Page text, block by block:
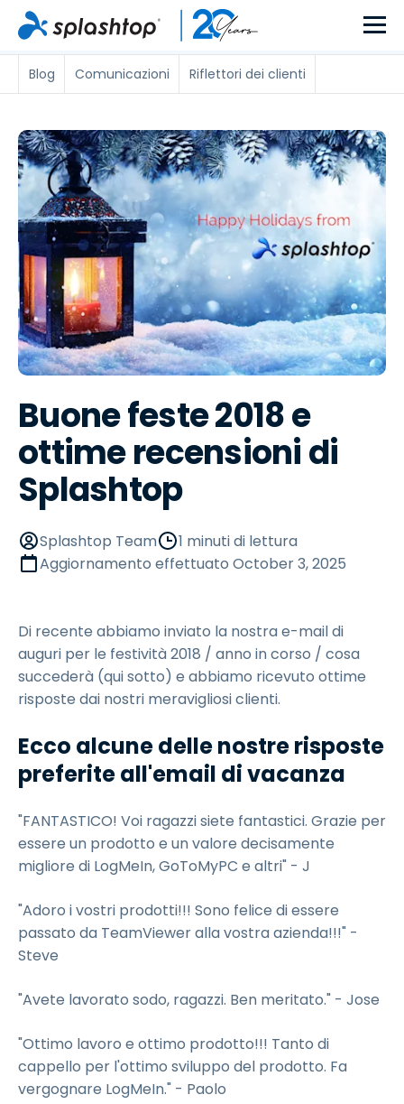
Blog Comunicazioni Riflettori dei clienti
Buone feste 2018 e
ottime recensioni di
Splashtop
Splashtop Team
1 minuti di lettura
Aggiornamento effettuato October 3, 2025
Di recente abbiamo inviato la nostra e-mail di
auguri per le festività 2018 / anno in corso / cosa
succederà (qui sotto) e abbiamo ricevuto ottime
risposte dai nostri meravigliosi clienti.
Ecco alcune delle nostre risposte
preferite all'email di vacanza
"FANTASTICO! Voi ragazzi siete fantastici. Grazie per
essere un prodotto e un valore decisamente
migliore di LogMeIn, GoToMyPC e altri" - J
"Adoro i vostri prodotti!!! Sono felice di essere
passato da TeamViewer alla vostra azienda!!!" -
Steve
"Avete lavorato sodo, ragazzi. Ben meritato." - Jose
"Ottimo lavoro e ottimo prodotto!!! Tanto di
cappello per l'ottimo sviluppo del prodotto. Fa
vergognare LogMeIn." - Paolo